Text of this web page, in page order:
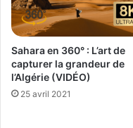
Sahara en 360° : L’art de
capturer la grandeur de
l’Algérie (VIDÉO)
25 avril 2021